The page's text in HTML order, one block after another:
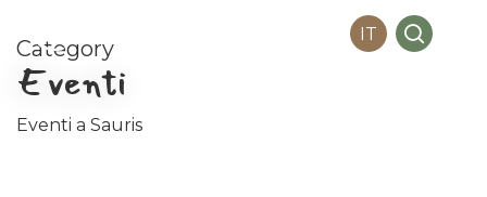
main
content
IT search
Category
Eventi
Eventi a Sauris